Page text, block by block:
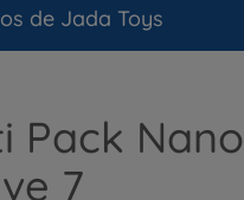
de Jada Toys
Pack Nano
7